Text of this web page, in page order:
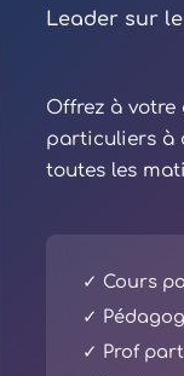
Leader sur
Offrez à
particuliers à
toutes les
✓ Cours
✓
✓ Prof